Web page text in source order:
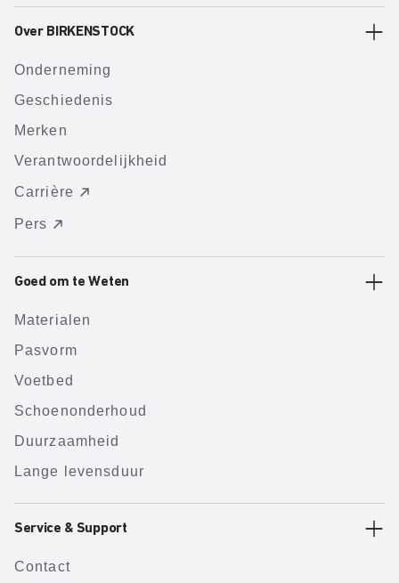
Over BIRKENSTOCK
Onderneming
Geschiedenis
Merken
Verantwoordelijkheid
Carrière
Pers
Goed om te Weten
Materialen
Pasvorm
Voetbed
Schoenonderhoud
Duurzaamheid
Lange levensduur
Service & Support
Contact